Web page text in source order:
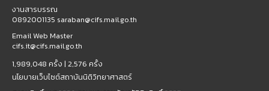
งานสารบรรณ
0892001135 saraban@cifs.mail.go.th
Email Web Master
cifs.it@cifs.mail.go.th
1,989,048 ครั้ง | 2,576 ครั้ง
นโยบายเว็บไซต์สถาบันนิติวิทยาศาสตร์